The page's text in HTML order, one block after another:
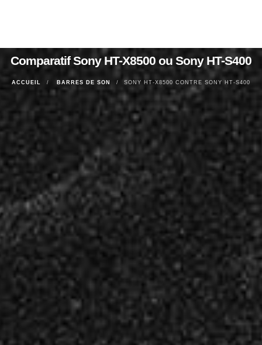
Comparatif Sony HT-X8500 ou Sony HT-S400
ACCUEIL BARRES DE SON SONY HT-X8500 CONTRE SONY HT-S400